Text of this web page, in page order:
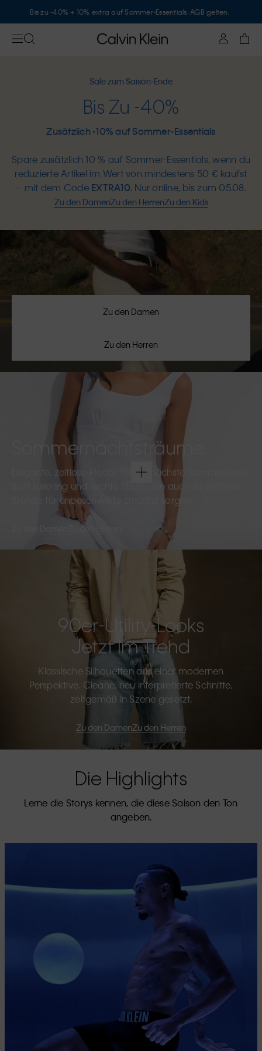
Bis zu -40% + 10% extra auf Sommer-Essentials. AGB gelten.
Sale zum Saison-Ende
Bis Zu -40%
Zusätzlich -10% auf Sommer-Essentials
Spare zusätzlich 10 % auf Sommer-Essentials, wenn du
reduzierte Artikel im Wert von mindestens 50 € kaufst
– mit dem Code EXTRA10. Nur online, bis zum 05.08.
Zu den DamenZu den HerrenZu den Kids
Zu den Damen
Zu den Herren
Sommernachtsträume
Elegante, zeitlose Pieces für die nächste Sommerparty.
Soft Tailoring und leichte Stoffe, die auch zu späterer
Stunde für unbeschwerte Eleganz sorgen.
Zu den Herren
90er-Utility-Looks
Jetzt Im Trend
Klassische Silhouetten aus einer modernen
Perspektive. Cleane, neu interpretierte Schnitte,
zeitgemäß in Szene gesetzt.
Zu den DamenZu den Herren
Die Highlights
Lerne die Storys kennen, die diese Saison den Ton
angeben.